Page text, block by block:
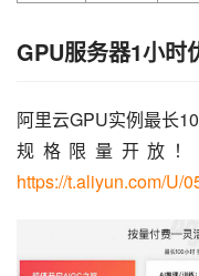
GPU服务器1小时
阿里云GPU实例最长
规格限量开放
https://t.aliyun.com/U/